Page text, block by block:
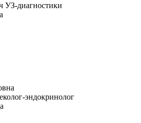
УЗ-диагностики
эндокринолог